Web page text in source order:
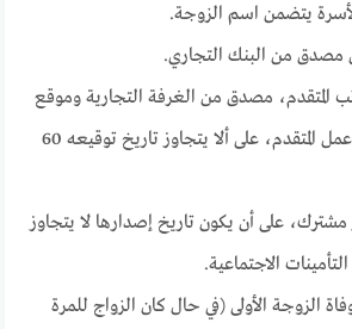
يتضمن اسم الزوجة.
مصدق من البنك التجاري.
المتقدم، مصدق من الغرفة التجارية وموقع
ومختوم من جهة عمل المتقدم، على ألا يتجاوز تاريخ توقيعه 60
على أن يكون تاريخ إصدارها لا يتجاوز
الزوجة الأولى (في حال كان الزواج للمرة